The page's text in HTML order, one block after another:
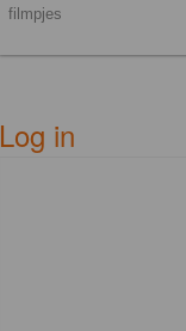
filmpjes
Log in